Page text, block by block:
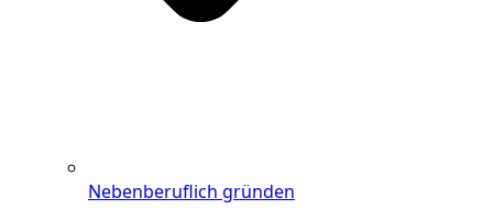
Nebenberuflich gründen